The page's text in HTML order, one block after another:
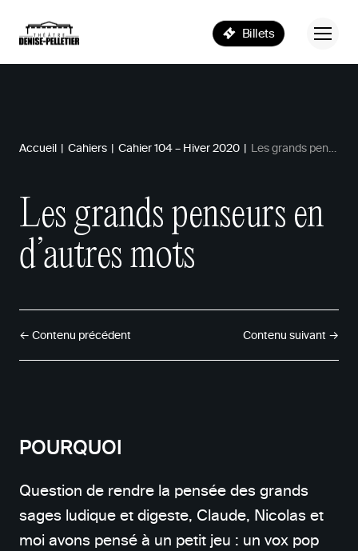
Billets
Accueil | Cahiers | Cahier 104 – Hiver 2020 | Les grands penseurs en d’autres mots
Les grands penseurs en
d’autres mots
← Contenu précédent Contenu suivant →
POURQUOI
Question de rendre la pensée des grands
sages ludique et digeste, Claude, Nicolas et
moi avons pensé à un petit jeu : un vox pop